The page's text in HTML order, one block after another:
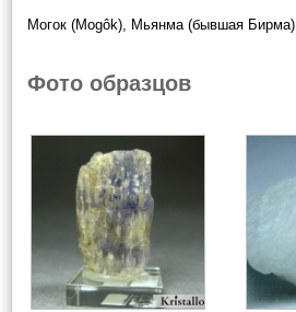
Могок (Mogôk), Мьянма (бывшая Бирма)
Фото образцов